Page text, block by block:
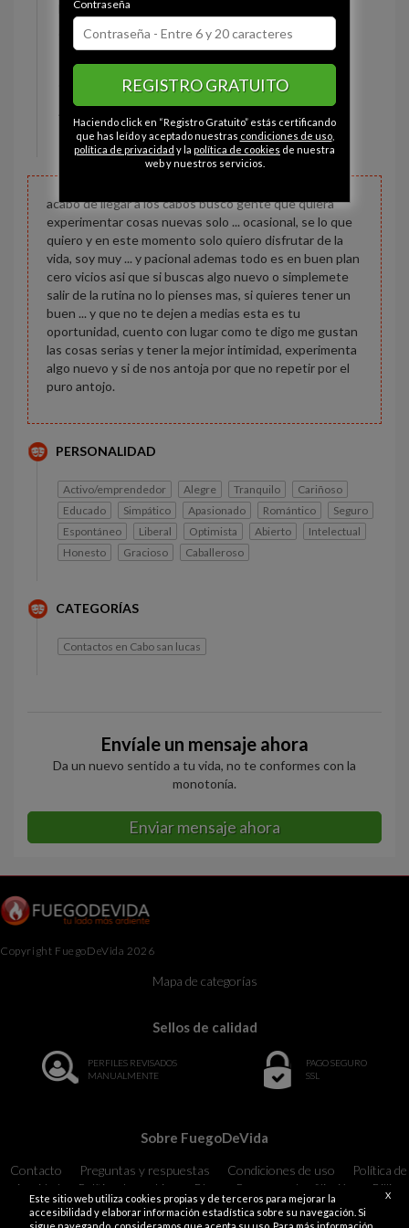
Estado civil:
Ojos: Marrón
Constitución: Normal
Altura: 170 cm
Peso: 72 kg
acabo de llegar a los cabos busco gente que quiera
experimentar cosas nuevas solo ... ocasional, se lo que
quiero y en este momento solo quiero disfrutar de la
vida, soy muy ... y pacional ademas todo es en buen plan
cero vicios asi que si buscas algo nuevo o simplemete
salir de la rutina no lo pienses mas, si quieres tener un
buen ... y que no te dejen a medias esta es tu
oportunidad, cuento con lugar como te digo me gustan
las cosas serias y tener la mejor intimidad, experimenta
algo nuevo y si de nos antoja por que no repetir por el
puro antojo.
PERSONALIDAD
Activo/emprendedor Alegre Tranquilo
Cariñoso
Educado
Simpático Apasionado Romántico
Seguro
Espontáneo
Liberal Optimista Abierto
Intelectual
Honesto
Gracioso Caballeroso
CATEGORÍAS
Contactos en Cabo san lucas
Envíale un mensaje ahora
Da un nuevo sentido a tu vida, no te conformes con la
monotonía.
Enviar mensaje ahora
Contraseña
REGISTRO GRATUITO
Haciendo click en “Registro Gratuito” estás certificando
que has leído y aceptado nuestras condiciones de uso,
política de privacidad y la política de cookies de nuestra
web y nuestros servicios.
Copyright FuegoDeVida 2026
Mapa de categorías
Sellos de calidad
PERFILES REVISADOS
MANUALMENTE
PAGO SEGURO
SSL
Sobre FuegoDeVida
Contacto Preguntas y respuestas Condiciones de uso
Política de
privacidad
Política de cookies Blog Programa de afiliación
Billing
Support
18 U.S.C. 2257 Record-Keeping Requirements Compliance
Statement Exempt
Este sitio web utiliza cookies propias y de terceros para mejorar la
accesibilidad y elaborar información estadística sobre su navegación. Si
X